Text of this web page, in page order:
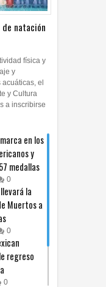
natación
física y
y
el
y Cultura
a inscribirse
en los
y
medallas
0
la
Muertos a
0
regreso
0